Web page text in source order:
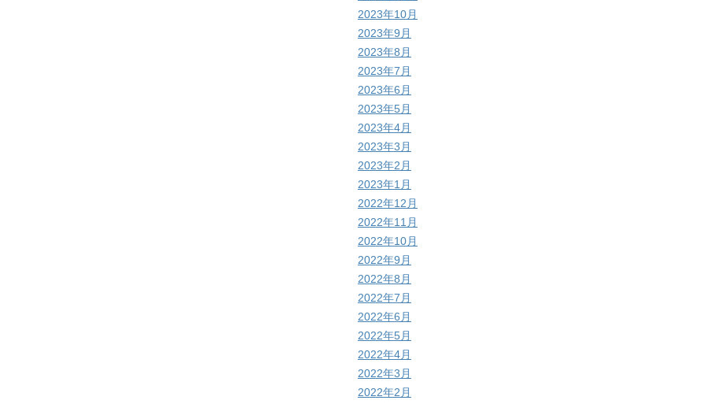
2023年10月
2023年9月
2023年8月
2023年7月
2023年6月
2023年5月
2023年4月
2023年3月
2023年2月
2023年1月
2022年12月
2022年11月
2022年10月
2022年9月
2022年8月
2022年7月
2022年6月
2022年5月
2022年4月
2022年3月
2022年2月